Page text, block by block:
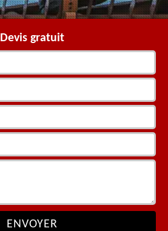
Devis gratuit